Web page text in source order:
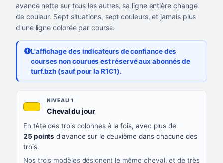
avance nette sur tous les autres, sa ligne entière change
de couleur. Sept situations, sept couleurs, et jamais plus
d'une ligne colorée par course.
L'affichage des indicateurs de confiance des
courses non courues est réservé aux abonnés de
turf.bzh (sauf pour la R1C1).
QUAND LA LIGNE PREND CETTE COULEUR
CE QUE CELA VOUS DIT
NIVEAU 1
Cheval du jour, couleur jaune or
En tête des trois colonnes à la fois, avec plus de
25 points d'avance sur le deuxième dans chacune des
trois.
Nos trois modèles désignent le même cheval, et de très